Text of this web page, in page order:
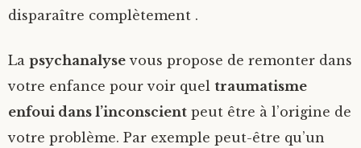
disparaître complètement .
La psychanalyse vous propose de remonter dans
votre enfance pour voir quel traumatisme
enfoui dans l’inconscient peut être à l’origine de
votre problème. Par exemple peut-être qu’un